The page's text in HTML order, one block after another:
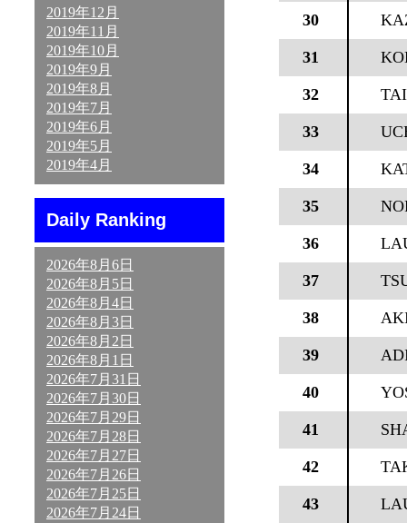
2019年12月
2019年11月
2019年10月
2019年9月
2019年8月
2019年7月
2019年6月
2019年5月
2019年4月
Daily Ranking
2026年8月6日
2026年8月5日
2026年8月4日
2026年8月3日
2026年8月2日
2026年8月1日
2026年7月31日
2026年7月30日
2026年7月29日
2026年7月28日
2026年7月27日
2026年7月26日
2026年7月25日
2026年7月24日
30
31
32
33
34
35
36
37
38
39
40
41
42
43